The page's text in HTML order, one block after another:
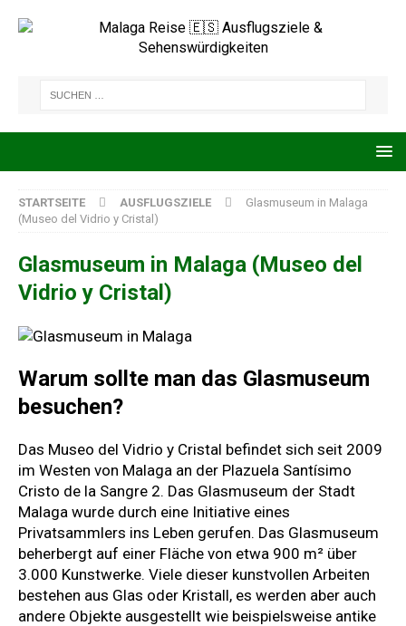
STARTSEITE AUSFLUGSZIELE
Glasmuseum in Malaga
(Museo del Vidrio y Cristal)
Glasmuseum in Malaga (Museo del
Vidrio y Cristal)
Warum sollte man das Glasmuseum
besuchen?
Das Museo del Vidrio y Cristal befindet sich seit 2009
im Westen von Malaga an der Plazuela Santísimo
Cristo de la Sangre 2. Das Glasmuseum der Stadt
Malaga wurde durch eine Initiative eines
Privatsammlers ins Leben gerufen. Das Glasmuseum
beherbergt auf einer Fläche von etwa 900 m² über
3.000 Kunstwerke. Viele dieser kunstvollen Arbeiten
bestehen aus Glas oder Kristall, es werden aber auch
andere Objekte ausgestellt wie beispielsweise antike